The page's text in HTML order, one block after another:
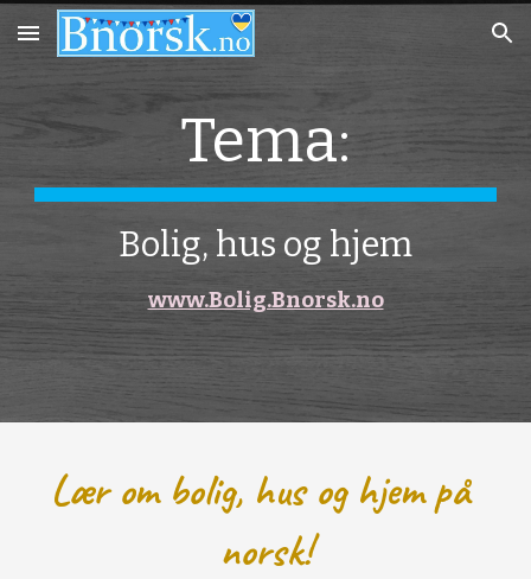
Skip to main content Skip to navigation
Tema:
Bolig, hus og hjem
www.Bolig.Bnorsk.no
Lær om bolig, hus og hjem på
norsk!